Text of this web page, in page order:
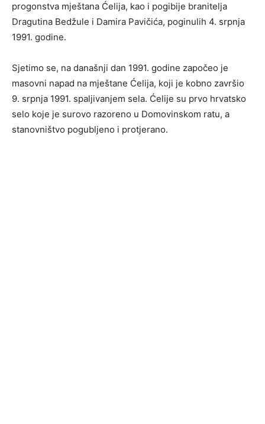
progonstva mještana Ćelija, kao i pogibije branitelja
Dragutina Bedžule i Damira Pavičića, poginulih 4. srpnja
1991. godine.
Sjetimo se, na današnji dan 1991. godine započeo je
masovni napad na mještane Ćelija, koji je kobno završio
9. srpnja 1991. spaljivanjem sela. Ćelije su prvo hrvatsko
selo koje je surovo razoreno u Domovinskom ratu, a
stanovništvo pogubljeno i protjerano.